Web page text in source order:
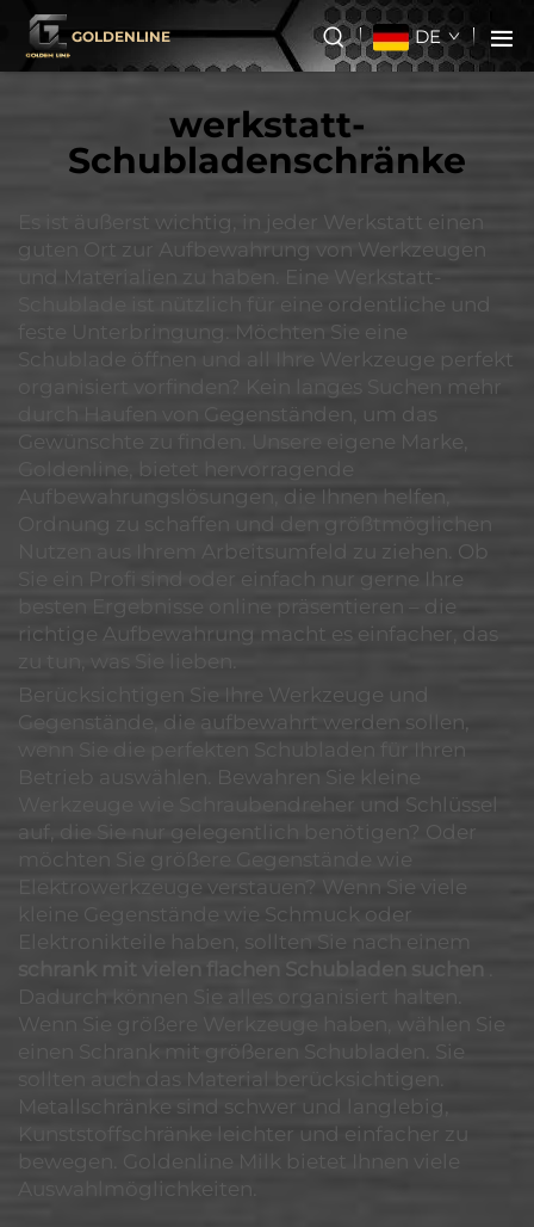
GOLDENLINE DE
werkstatt-
Schubladenschränke
Es ist äußerst wichtig, in jeder Werkstatt einen
guten Ort zur Aufbewahrung von Werkzeugen
und Materialien zu haben. Eine Werkstatt-
Schublade ist nützlich für eine ordentliche und
feste Unterbringung. Möchten Sie eine
Schublade öffnen und all Ihre Werkzeuge perfekt
organisiert vorfinden? Kein langes Suchen mehr
durch Haufen von Gegenständen, um das
Gewünschte zu finden. Unsere eigene Marke,
Goldenline, bietet hervorragende
Aufbewahrungslösungen, die Ihnen helfen,
Ordnung zu schaffen und den größtmöglichen
Nutzen aus Ihrem Arbeitsumfeld zu ziehen. Ob
Sie ein Profi sind oder einfach nur gerne Ihre
besten Ergebnisse online präsentieren – die
richtige Aufbewahrung macht es einfacher, das
zu tun, was Sie lieben.
Berücksichtigen Sie Ihre Werkzeuge und
Gegenstände, die aufbewahrt werden sollen,
wenn Sie die perfekten Schubladen für Ihren
Betrieb auswählen. Bewahren Sie kleine
Werkzeuge wie Schraubendreher und Schlüssel
auf, die Sie nur gelegentlich benötigen? Oder
möchten Sie größere Gegenstände wie
Elektrowerkzeuge verstauen? Wenn Sie viele
kleine Gegenstände wie Schmuck oder
Elektronikteile haben, sollten Sie nach einem
schrank mit vielen flachen Schubladen suchen .
Dadurch können Sie alles organisiert halten.
Wenn Sie größere Werkzeuge haben, wählen Sie
einen Schrank mit größeren Schubladen. Sie
sollten auch das Material berücksichtigen.
Metallschränke sind schwer und langlebig,
Kunststoffschränke leichter und einfacher zu
bewegen. Goldenline Milk bietet Ihnen viele
Auswahlmöglichkeiten.